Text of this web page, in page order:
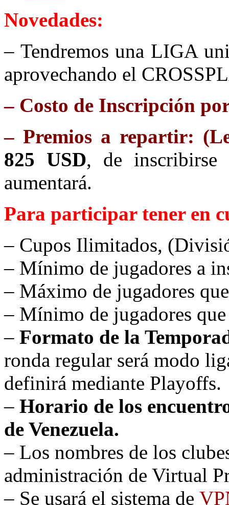
Novedades:
– Tendremos una LIGA
aprovechando el
– Costo de Inscripción
– Premios a repartir:
825 USD, de inscribirse
aumentará.
Para participar tener en
– Cupos Ilimitados,
– Mínimo de jugadores a
– Máximo de jugadores
– Mínimo de jugadores
– Formato de la
ronda regular será modo
definirá mediante Playoffs.
– Horario de los
de Venezuela.
– Los nombres de los
administración de Virtual
– Se usará el sistema de